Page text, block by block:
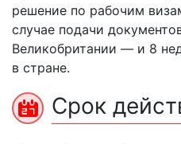
решение по рабочим
случае подачи
Великобритании — и 8
в стране.
Срок